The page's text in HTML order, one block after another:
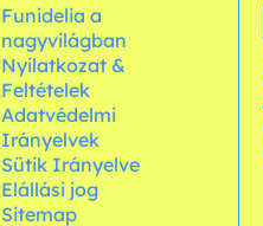
Funidelia a
nagyvilágban
Nyilatkozat &
Feltételek
Adatvédelmi
Irányelvek
Sütik Irányelve
Elállási jog
Sitemap